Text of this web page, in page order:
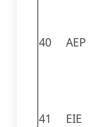
40 AEP
41 EIE